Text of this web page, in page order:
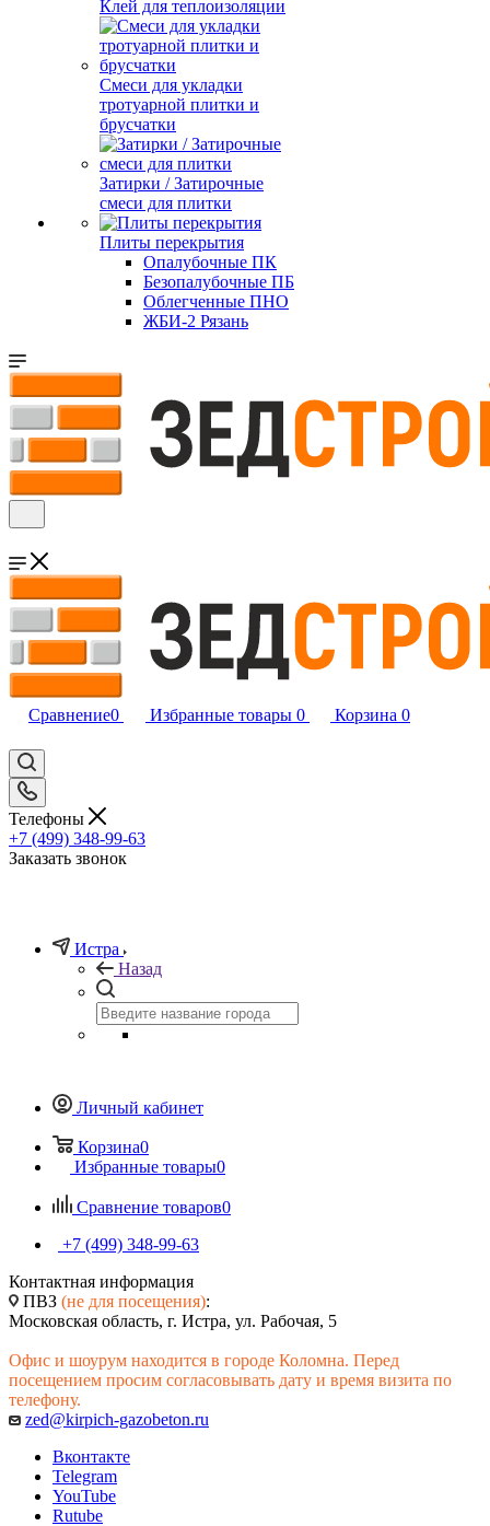
Клей для теплоизоляции
Смеси для укладки
тротуарной плитки и
брусчатки
Затирки / Затирочные
смеси для плитки
Плиты перекрытия
Опалубочные ПК
Безопалубочные ПБ
Облегченные ПНО
ЖБИ-2 Рязань
Сравнение0 Избранные товары 0 Корзина 0
Телефоны
+7 (499) 348-99-63
Заказать звонок
Истра
Назад
Личный кабинет
Корзина0
Избранные товары0
Сравнение товаров0
+7 (499) 348-99-63
Контактная информация
ПВЗ (не для посещения):
Московская область, г. Истра, ул. Рабочая, 5
Офис и шоурум находится в городе Коломна. Перед
посещением просим согласовывать дату и время визита по
телефону.
zed@kirpich-gazobeton.ru
Вконтакте
Telegram
YouTube
Rutube